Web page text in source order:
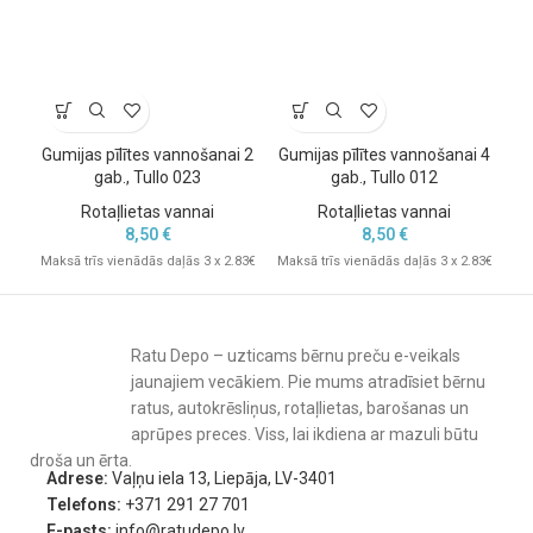
Nesatur smagos metālus.
Kvalitatīva Eiropas ražošana
Tullo jau daudzus gadus ražo bērnu rotaļlietas Polijā, ievērojot
augstus kvalitātes un drošības standartus. Tas nodrošina
uzticamu un ilgmūžīgu rotaļlietu ikdienas lietošanai.
Produkta veids: gumijas vannas pīlīte.
Ieteicamais vecums: no 0+ mēnešiem.
Materiāls: sertificēta gumija.
Krāsojums: ar rokām krāsots.
Ražots: Polijā.
Gumijas pīlītes vannošanai 2
gab., Tullo 023
Rotaļlietas vannai
8,50€
Maksā trīs vienādās daļās 3 x 2.83€
Gumijas pīlītes vannošanai 4
gab., Tullo 012
Rotaļlietas vannai
8,50€
Maksā trīs vienādās daļās 3 x 2.83€
Ratu Depo – uzticams bērnu preču e-veikals
jaunajiem vecākiem. Pie mums atradīsiet bērnu
ratus, autokrēsliņus, rotaļlietas, barošanas un
aprūpes preces. Viss, lai ikdiena ar mazuli būtu
droša un ērta.
Adrese: Vaļņu iela 13, Liepāja, LV-3401
Telefons: +371 291 27 701